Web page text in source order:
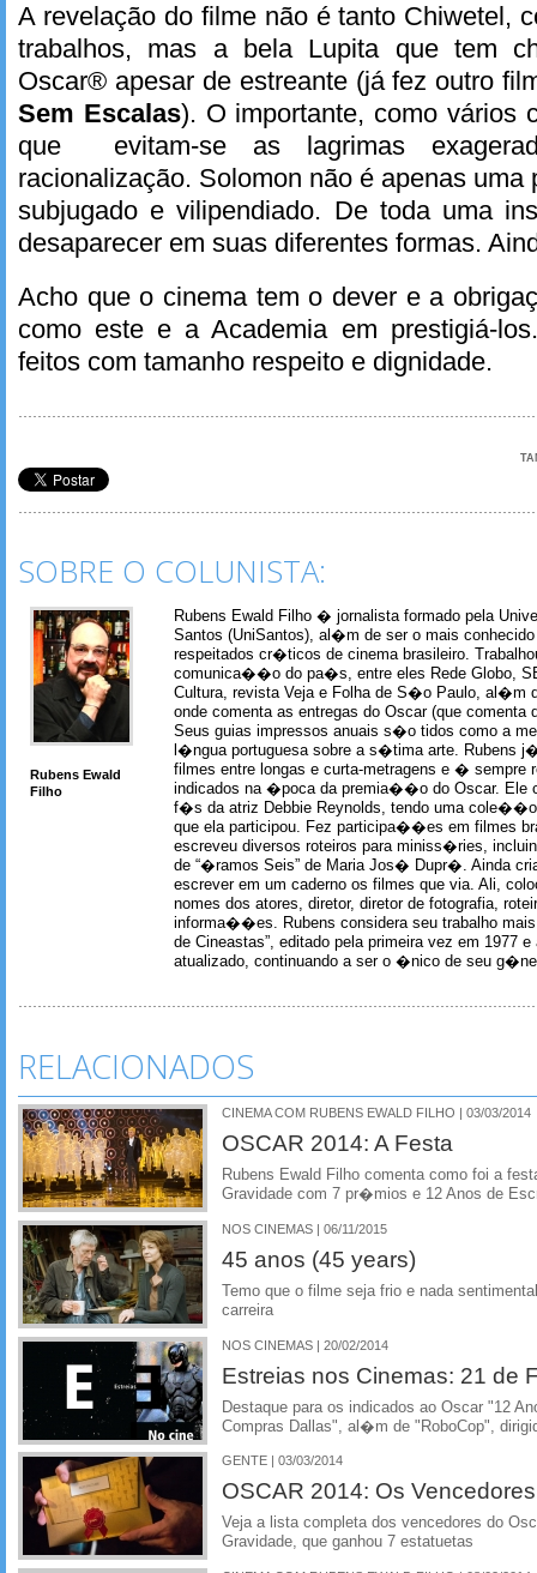
A revelação do filme não é tanto Chiwetel,
trabalhos, mas a bela Lupita que tem
Oscar® apesar de estreante (já fez outro
Sem Escalas). O importante, como vários
que evitam-se as lagrimas
racionalização. Solomon não é apenas uma
subjugado e vilipendiado. De toda uma
desaparecer em suas diferentes formas.
Acho que o cinema tem o dever e a
como este e a Academia em prestigiá-
feitos com tamanho respeito e dignidade.
SOBRE O COLUNISTA:
Rubens Ewald
Filho
Rubens Ewald Filho � jornalista formado pela
Santos (UniSantos), al�m de ser o mais
respeitados cr�ticos de cinema brasileiro.
comunica��o do pa�s, entre eles Rede Globo,
Cultura, revista Veja e Folha de S�o Paulo, al�m
onde comenta as entregas do Oscar (que comenta
Seus guias impressos anuais s�o tidos como a
l�ngua portuguesa sobre a s�tima arte. Rubens
filmes entre longas e curta-metragens e � sempre
indicados na �poca da premia��o do Oscar. Ele
f�s da atriz Debbie Reynolds, tendo uma
que ela participou. Fez participa��es em filmes
escreveu diversos roteiros para miniss�ries,
de “�ramos Seis” de Maria Jos� Dupr�. Ainda
escrever em um caderno os filmes que via. Ali,
nomes dos atores, diretor, diretor de fotografia,
informa��es. Rubens considera seu trabalho
de Cineastas”, editado pela primeira vez em 1977 e
atualizado, continuando a ser o �nico de seu
RELACIONADOS
CINEMA COM RUBENS EWALD FILHO | 03/03/2014
OSCAR 2014: A Festa
Rubens Ewald Filho comenta como foi a
Gravidade com 7 pr�mios e 12 Anos de
NOS CINEMAS | 06/11/2015
45 anos (45 years)
Temo que o filme seja frio e nada
carreira
NOS CINEMAS | 20/02/2014
Estreias nos Cinemas: 21 de
Destaque para os indicados ao Oscar "12
Compras Dallas", al�m de "RoboCop",
GENTE | 03/03/2014
OSCAR 2014: Os Vencedores
Veja a lista completa dos vencedores do
Gravidade, que ganhou 7 estatuetas